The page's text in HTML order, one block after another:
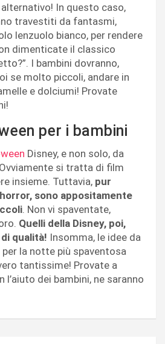
In questo caso,
travestiti da fantasmi,
lenzuolo bianco, per rendere
dimenticate il classico
I bambini dovranno,
se molto piccoli, andare in
e dolciumi! Provate
per i bambini
Disney, e non solo, da
si tratta di film
insieme. Tuttavia, pur
sono appositamente
. Non vi spaventate,
Quelli della Disney, poi,
qualità! Insomma, le idee da
la notte più spaventosa
tantissime! Provate a
dei bambini, ne saranno